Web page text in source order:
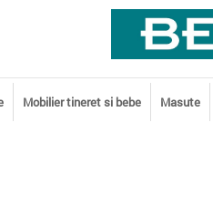
Mobilier tineret si bebe Masute